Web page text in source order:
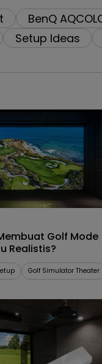
BenQ
Setup Ideas
Golf Mode
Realistis?
Golf Simulator Theater